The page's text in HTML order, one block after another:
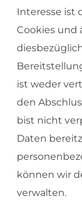
Interesse ist
Cookies und
ist weder
den
bist nicht
Daten
können wir
verwalten.